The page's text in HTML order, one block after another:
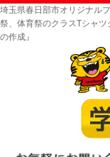
埼玉県春日部市オリジナル
祭、体育祭のクラスTシャ
の作成』